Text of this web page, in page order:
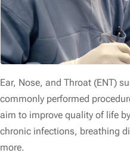
Ear, Nose, and Throat (ENT)
commonly performed
aim to improve quality of life
chronic infections, breathing
more.